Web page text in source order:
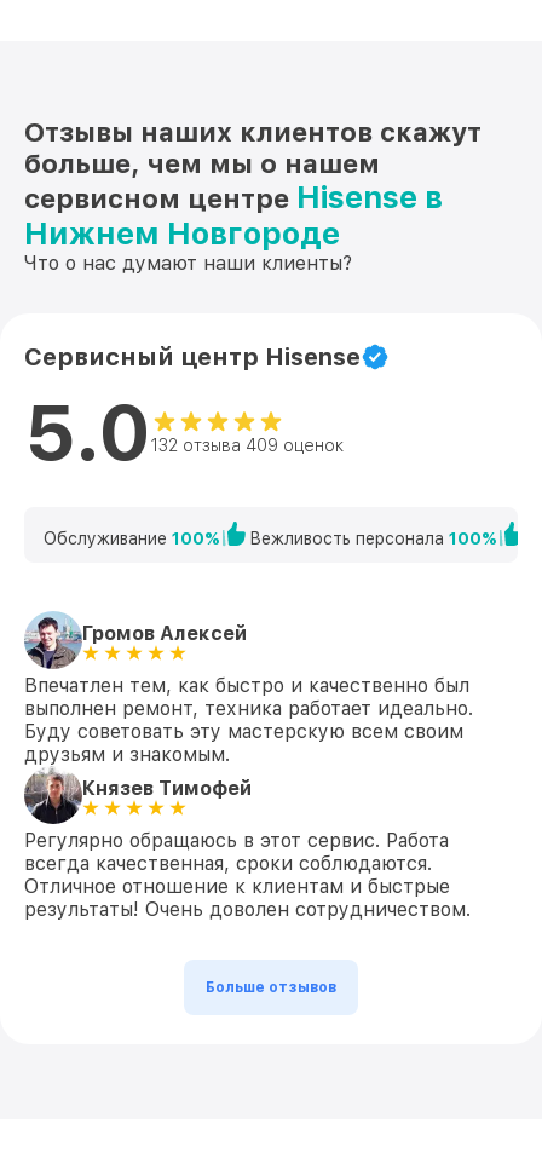
бесплатную диагностикупрямо сейчас, и мы
сделаем всё возможное, чтобы ваша техника
снова радовала вас своей работой.
Контактная информация: +7 (831) 238-94-25,
Советская площадь, 3, этаж 1
Отзывы наших клиентов скажут
больше, чем мы о нашем
сервисном центре Hisense в
Нижнем Новгороде
Что о нас думают наши клиенты?
Сервисный центр Hisense
5.0 132 отзыва 409 оценок
Обслуживание 100% Вежливость персонала 100%
Громов Алексей
Впечатлен тем, как быстро и качественно был
выполнен ремонт, техника работает идеально.
Буду советовать эту мастерскую всем своим
друзьям и знакомым.
Князев Тимофей
Регулярно обращаюсь в этот сервис. Работа
всегда качественная, сроки соблюдаются.
Отличное отношение к клиентам и быстрые
результаты! Очень доволен сотрудничеством.
Больше отзывов